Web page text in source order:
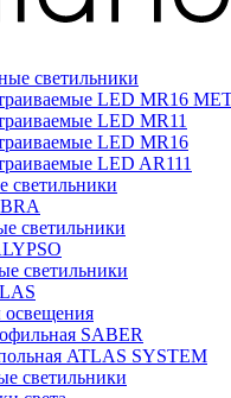
светильники
LED MR16
LED MR11
LED MR16
LED AR111
светильники
светильники
светильники
SABER
ATLAS SYSTEM
светильники